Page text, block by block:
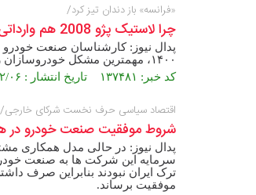
«فرانسه‌» باز دندان تیز کرد/
چرا لاستیک پژو 2008 هم وارداتی است؟
پدال نیوز: کارشناسان صنعت خودرو
۱۴۰۰، مهمترین مشکل خودروسازان را مدیریت سیاسی و شعبده بازی دولت در مدیریت دو خودروساز بزرگ کشور اعلام کردند.
کد خبر: ۱۳۷۴۸۱ تاریخ انتشار : ۱۳۹۹/۱۲/۰۶
اقتصاد سیاسی حرف نخست شرکای خارجی/
شروط موفقیت صنعت خودرو در
پدال نیوز: در حالی مدل همکاری
سرمایه این شرکت ها به صنعت
ترک ایران نبودند بنابراین صرف
موفقیت برساند.